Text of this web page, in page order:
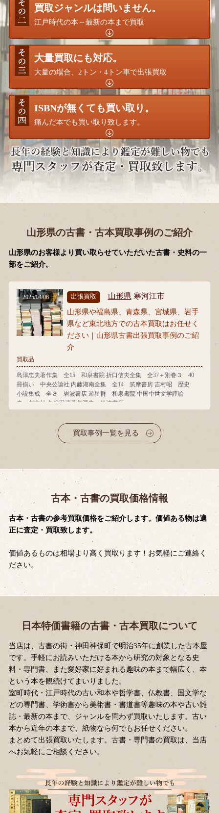
買取ジャンルは問いません。
江戸時代の本～最新の本まで買取
大量買取にも対応。
大量の場合、2トン・4トン車で出張買取
ISBNが無くても買い取り。
痛んだ本でも買い取り致します。
山形県の古書・古本買取事例のご紹介
山形県のお客様より買い取らせていただいた古書・史料の一
部をご紹介。
出張買取 山形県 寒河江市
山形県や福島県、青森県、宮城県、岩手
県など東北地方での古本買取はお任せく
ださい｜山形県古書出張買取事例のご紹
介
買取品
島津忠夫著作集 全15 和泉書院 折口信夫全集 全37＋別巻３ 40
冊揃い 中央公論社 内藤湖南全集 全14 筑摩書房 吉村昭 歴史
小説集成 全８ 岩波書店 遊星群 和泉書院 中国中世文学評論
史 創文社 久保田淳著作選集 岩波書店
2025/04/06
買取事例一覧を見る
古本・古書の買取価格情報
古本・古書の参考買取価格をご紹介します。価値ある物は適
正に査定・買取致します。
価値あるものは相場より高く買取ります！お気軽にご連絡く
ださい。
日本特価書籍の古書・古本買取について
当店は、古書の街・神田神保町で明治35年に創業した古本屋
です。手軽にお読みいただける本から研究の対象となる史
料・専門書、また愛好家に好まれる趣味の本まで幅広く、本
という本を観続けてまいりました。
室町時代・江戸時代の古い和本や哲学書、仏教書、国文学な
どの専門書、学術書から美術書・書道書等趣味の本や古い雑
誌・最新の本まで、ジャンルを問わず買取いたします。古い
本から近年の本まで、紙物なら何でもお任せください。
まとめて出張買取いたします。古書・専門書の買取は、当店
へお気軽にご相談ください。